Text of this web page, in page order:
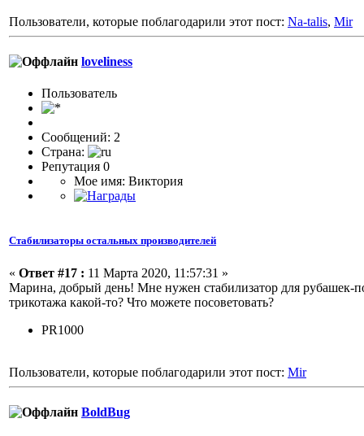
Пользователи, которые поблагодарили этот пост: Na-talis, Mir
loveliness
Пользователь
Сообщений: 2
Страна:
Репутация 0
Мое имя: Виктория
Стабилизаторы остальных производителей
« Ответ #17 : 11 Марта 2020, 11:57:31 »
Марина, добрый день! Мне нужен стабилизатор для рубашек-
трикотажа какой-то? Что можете посоветовать?
PR1000
Пользователи, которые поблагодарили этот пост: Mir
BoldBug